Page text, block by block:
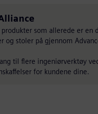
som allerede er en
og stoler på gjennom
til flere ingeniørverktøy
for kundene dine.